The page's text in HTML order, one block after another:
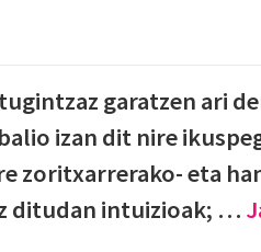
garatzen ari
izan dit nire
zoritxarrerako- eta
ditudan intuizioak; …